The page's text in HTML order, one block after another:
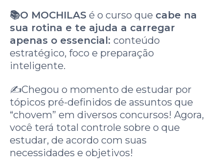
📚O MOCHILAS é o curso que cabe na
sua rotina e te ajuda a carregar
apenas o essencial: conteúdo
estratégico, foco e preparação
inteligente.
✍️Chegou o momento de estudar por
tópicos pré-definidos de assuntos que
“chovem” em diversos concursos! Agora,
você terá total controle sobre o que
estudar, de acordo com suas
necessidades e objetivos!